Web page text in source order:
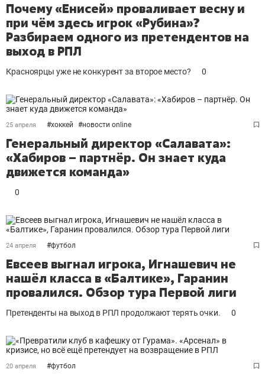
Почему «Енисей» проваливает весну и
при чём здесь игрок «Рубина»?
Разбираем одного из претендентов на
выход в РПЛ
Красноярцы уже не конкурент за второе место? 0
25 апреля #хоккей #новости online
Генеральный директор «Салавата»:
«Хабиров – партнёр. Он знает куда
движется команда»
0
24 апреля #футбол
Евсеев выгнал игрока, Игнашевич не
нашёл класса в «Балтике», Гаранин
провалился. Обзор тура Первой лиги
Претенденты на выход в РПЛ продолжают терять очки. 0
20 апреля #футбол